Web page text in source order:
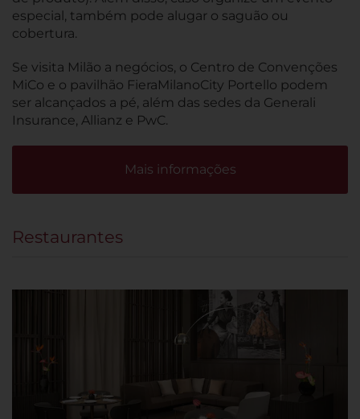
especial, também pode alugar o saguão ou
cobertura.
Se visita Milão a negócios, o Centro de Convenções
MiCo e o pavilhão FieraMilanoCity Portello podem
ser alcançados a pé, além das sedes da Generali
Insurance, Allianz e PwC.
Mais informações
Restaurantes